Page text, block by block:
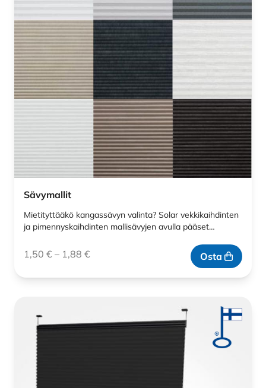
Sävymallit
Mietityttääkö kangassävyn valinta? Solar vekkikaihdinten
ja pimennyskaihdinten mallisävyjen avulla pääset…
1,50 € – 1,88 € Osta